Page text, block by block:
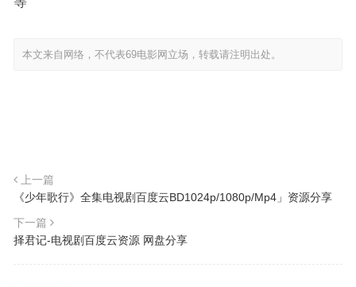
本文来自网络，不代表69电影网立场，转载请注明出处。
上一篇
《少年歌行》全集电视剧百度云BD1024p/1080p/Mp4」资源分享
下一篇
择君记-电视剧百度云资源 网盘分享